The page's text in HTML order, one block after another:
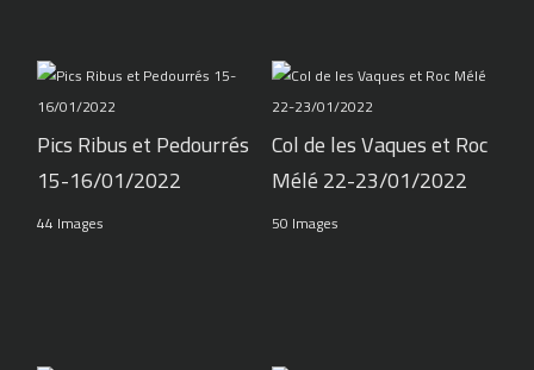
Pics Ribus et Pedourrés
15-16/01/2022
44 Images
Col de les Vaques et Roc
Mélé 22-23/01/2022
50 Images